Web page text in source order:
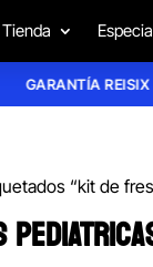
Tienda
GARANTÍA REISIX
“kit de